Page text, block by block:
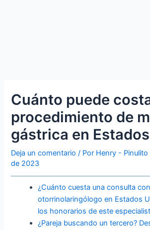
Cuánto puede
procedimiento de
gástrica en
Deja un comentario / Por Henry -
de 2023
¿Cuánto cuesta una consulta
otorrinolaringólogo en Estados
los honorarios de este
¿Pareja buscando un tercero?